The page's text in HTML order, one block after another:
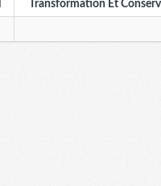
Transformation Et